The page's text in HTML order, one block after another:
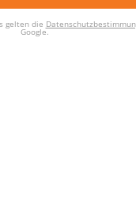
gelten die
Google.